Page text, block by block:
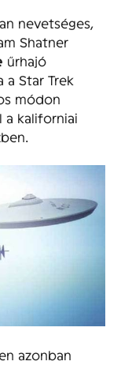
nevetséges,
Shatner
űrhajó
a Star Trek
módon
a kaliforniai
azonban